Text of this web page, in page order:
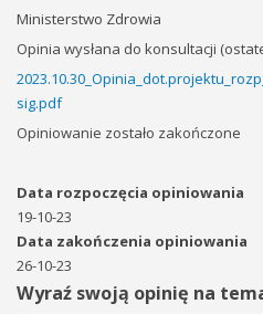
Ministerstwo Zdrowia
Opinia wysłana do konsultacji
sig.pdf
Opiniowanie zostało zakończone
Data rozpoczęcia opiniowania
19-10-23
Data zakończenia opiniowania
26-10-23
Wyraź swoją opinię na